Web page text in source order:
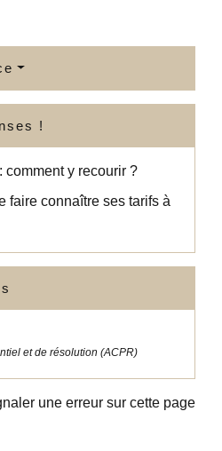
!
comment y recourir ?
faire connaître ses tarifs à
et de résolution (ACPR)
une erreur sur cette page